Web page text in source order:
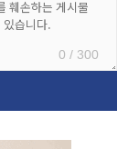
0 / 300